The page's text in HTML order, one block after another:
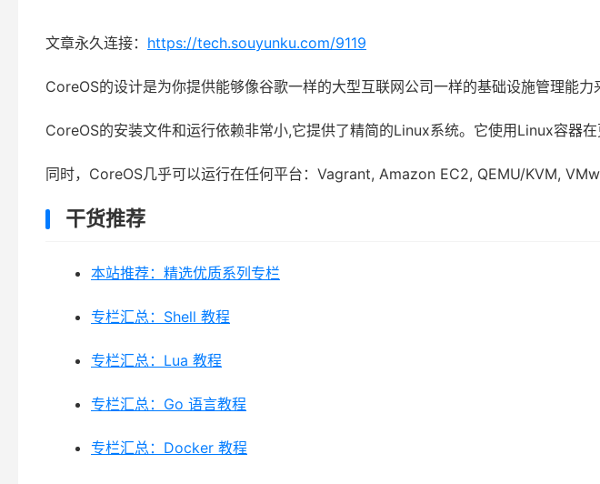
文章永久连接： https://tech.souyunku.com/9119
CoreOS的设计是为你提供能够像谷歌一样的大型互联网公司一样的基础设施管理能力
CoreOS的安装文件和运行依赖非常小,它提供了精简的Linux系统。它使用Linux容器
同时，CoreOS几乎可以运行在任何平台：Vagrant, Amazon EC2, QEMU/KVM,
干货推荐
本站推荐：精选优质系列专栏
专栏汇总：Shell 教程
专栏汇总：Lua 教程
专栏汇总：Go 语言教程
专栏汇总：Docker 教程